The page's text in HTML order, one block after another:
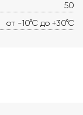
50
от -10°С до +30°С